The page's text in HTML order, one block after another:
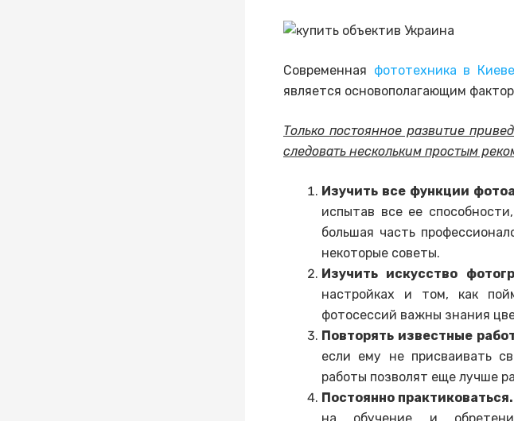
Современная фототехника в Киеве
является основополагающим
Только постоянное развитие
следовать нескольким простым
Изучить все функции
испытав все ее
большая часть
некоторые советы.
Изучить искусство
настройках и том, как
фотосессий важны знания
Повторять известные
если ему не присваивать
работы позволят еще лучше
Постоянно практиковаться.